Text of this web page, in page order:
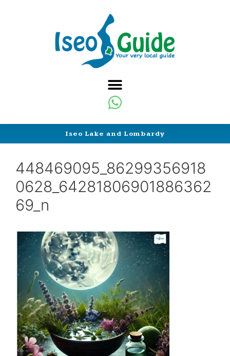
Iseo Lake and Lombardy
448469095_86299356918
0628_64281806901886362
69_n